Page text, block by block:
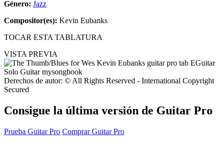
Género: Jazz
Compositor(es): Kevin Eubanks
TOCAR ESTA TABLATURA
VISTA PREVIA
Derechos de autor: © All Rights Reserved - International Copyright
Secured
Consigue la última versión de Guitar Pro
Prueba Guitar Pro Comprar Guitar Pro